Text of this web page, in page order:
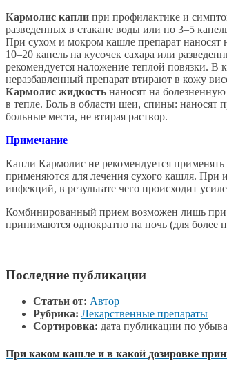
Кармолис капли при профилактике и
разведенных в стакане воды или по 3–5
При сухом и мокром кашле препарат наносят
10–20 капель на кусочек сахара или
рекомендуется наложение теплой повязки. В
неразбавленный препарат втирают в кожу
Кармолис жидкость наносят на
в тепле. Боль в области шеи, спины: наносят
больные места, не втирая раствор.
Примечание
Капли Кармолис не рекомендуется
применяются для лечения сухого кашля. При
инфекций, в результате чего происходит
Комбинированный прием возможен лишь при
принимаются однократно на ночь (для более
Последние публикации
Статьи от: Автор
Рубрика: Лекарственные препараты
Сортировка: дата публикации по
При каком кашле и в какой дозировке